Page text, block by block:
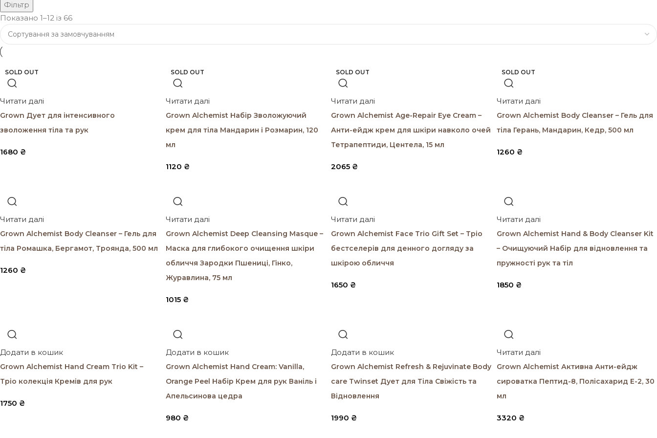
Фільтр
Показано 1–12 із 66
SOLD OUT
Читати далі
Grown Дует для інтенсивного
зволоження тіла та рук
1680 ₴
SOLD OUT
Читати далі
Grown Alchemist Набір Зволожуючий
крем для тіла Мандарин і Розмарин, 120
мл
1120 ₴
SOLD OUT
Читати далі
Grown Alchemist Age-Repair Eye Cream –
Анти-ейдж крем для шкіри навколо очей
Тетрапептиди, Центела, 15 мл
2065 ₴
SOLD OUT
Читати далі
Grown Alchemist Body Cleanser – Гель для
тіла Герань, Мандарин, Кедр, 500 мл
1260 ₴
SOLD OUT
Читати далі
Grown Alchemist Body Cleanser – Гель для
тіла Ромашка, Бергамот, Троянда, 500 мл
1260 ₴
SOLD OUT
Читати далі
Grown Alchemist Deep Cleansing Masque –
Маска для глибокого очищення шкіри
обличчя Зародки Пшениці, Гінко,
Журавлина, 75 мл
1015 ₴
SOLD OUT
Читати далі
Grown Alchemist Face Trio Gift Set – Тріо
бестселерів для денного догляду за
шкірою обличчя
1650 ₴
SOLD OUT
Читати далі
Grown Alchemist Hand & Body Cleanser Kit
– Очищуючий Набір для відновлення та
пружності рук та тіл
1850 ₴
Додати в кошик
Grown Alchemist Hand Cream Trio Kit –
Тріо колекція Кремів для рук
1750 ₴
Додати в кошик
Grown Alchemist Hand Cream: Vanilla,
Orange Peel Набір Крем для рук Ваніль і
Апельсинова цедра
980 ₴
Додати в кошик
Grown Alchemist Refresh & Rejuvinate Body
care Twinset Дует для Тіла Свіжість та
Відновлення
1990 ₴
SOLD OUT
Читати далі
Grown Alchemist Активна Анти-ейдж
сироватка Пептид-8, Полісахарид Е-2, 30
мл
3320 ₴